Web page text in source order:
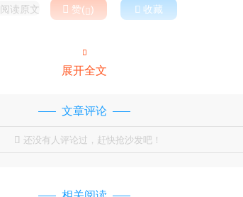
阅读原文  赞()  收藏

展开全文
文章评论
 还没有人评论过，赶快抢沙发吧！